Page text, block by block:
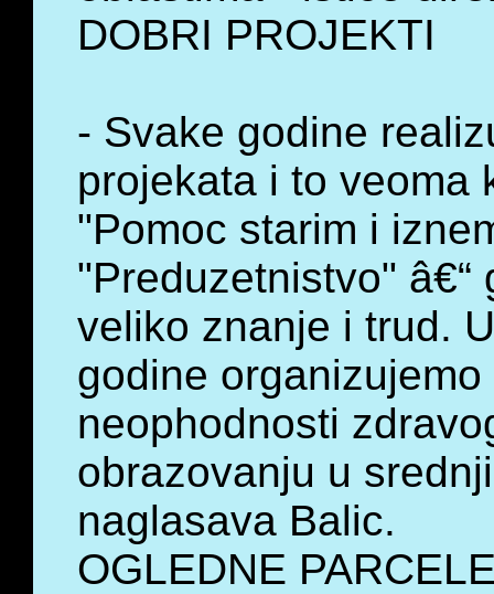
DOBRI PROJEKTI
- Svake godine
projekata i to veoma
"Pomoc starim i
"Preduzetnistvo"
veliko znanje i trud.
godine
neophodnosti
obrazovanju u
naglasava Balic.
OGLEDNE